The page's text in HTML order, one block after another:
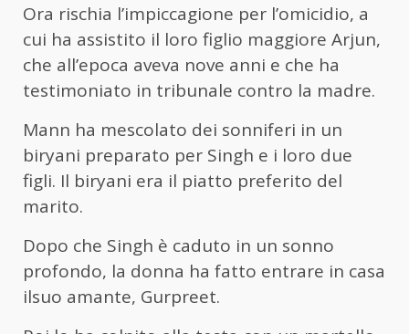
Ora rischia l’impiccagione per l’omicidio, a
cui ha assistito il loro figlio maggiore Arjun,
che all’epoca aveva nove anni e che ha
testimoniato in tribunale contro la madre.
Mann ha mescolato dei sonniferi in un
biryani preparato per Singh e i loro due
figli. Il biryani era il piatto preferito del
marito.
Dopo che Singh è caduto in un sonno
profondo, la donna ha fatto entrare in casa
ilsuo amante, Gurpreet.